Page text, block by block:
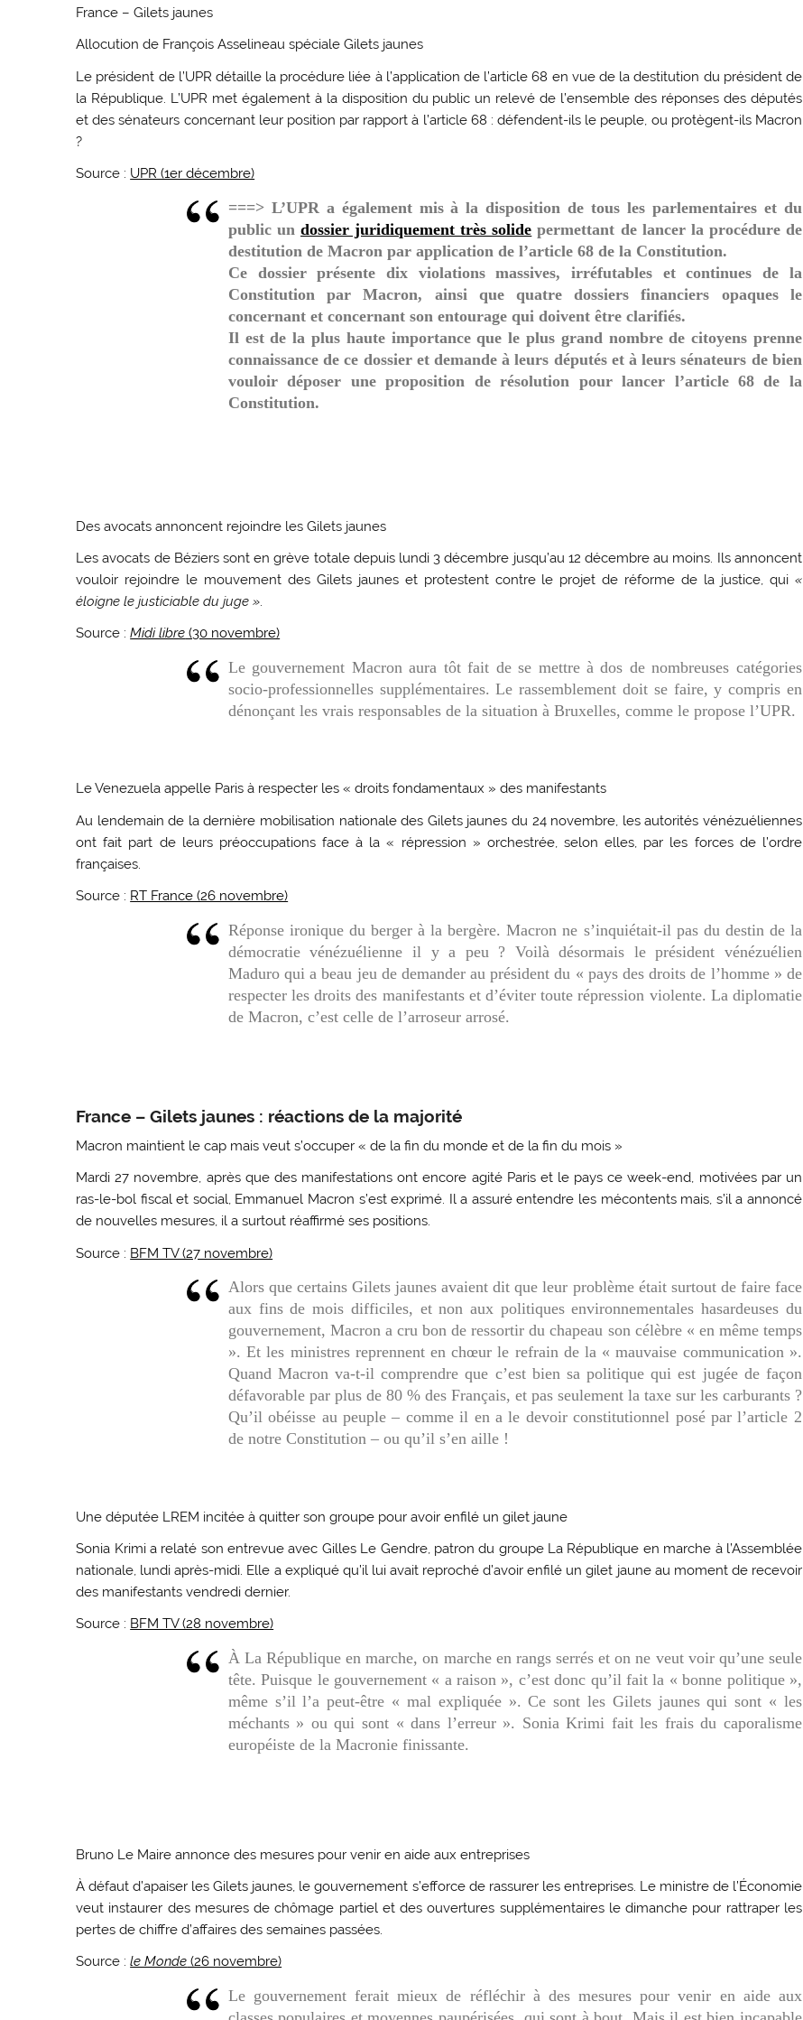
France – Gilets jaunes
Allocution de François Asselineau spéciale Gilets jaunes
Le président de l’UPR détaille la procédure liée à l’application de l’article 68 en vue de la destitution du président de
la République. L’UPR met également à la disposition du public un relevé de l’ensemble des réponses des députés
et des sénateurs concernant leur position par rapport à l’article 68 : défendent-ils le peuple, ou protègent-ils Macron
?
Source : UPR (1er décembre)
===> L’UPR a également mis à la disposition de tous les parlementaires et du
public undossier juridiquement très solide permettant de lancer la procédure de
destitution de Macron par application de l’article 68 de la Constitution.
Ce dossier présente dix violations massives, irréfutables et continues de la
Constitution par Macron, ainsi que quatre dossiers financiers opaques le
concernant et concernant son entourage qui doivent être clarifiés.
Il est de la plus haute importance que le plus grand nombre de citoyens prenne
connaissance de ce dossier et demande à leurs députés et à leurs sénateurs de bien
vouloir déposer une proposition de résolution pour lancer l’article 68 de la
Constitution.
Des avocats annoncent rejoindre les Gilets jaunes
Les avocats de Béziers sont en grève totale depuis lundi 3 décembre jusqu’au 12 décembre au moins. Ils annoncent
vouloir rejoindre le mouvement des Gilets jaunes et protestent contre le projet de réforme de la justice, qui «
éloigne le justiciable du juge ».
Source :Midi libre (30 novembre)
Le gouvernement Macron aura tôt fait de se mettre à dos de nombreuses catégories
socio-professionnelles supplémentaires. Le rassemblement doit se faire, y compris en
dénonçant les vrais responsables de la situation à Bruxelles, comme le propose l’UPR.
Le Venezuela appelle Paris à respecter les « droits fondamentaux » des manifestants
Au lendemain de la dernière mobilisation nationale des Gilets jaunes du 24 novembre, les autorités vénézuéliennes
ont fait part de leurs préoccupations face à la « répression » orchestrée, selon elles, par les forces de l’ordre
françaises.
Source : RT France (26 novembre)
Réponse ironique du berger à la bergère. Macron ne s’inquiétait-il pas du destin de la
démocratie vénézuélienne il y a peu ? Voilà désormais le président vénézuélien
Maduro qui a beau jeu de demander au président du « pays des droits de l’homme » de
respecter les droits des manifestants et d’éviter toute répression violente. La diplomatie
de Macron, c’est celle de l’arroseur arrosé.
France – Gilets jaunes : réactions de la majorité
Macron maintient le cap mais veut s’occuper « de la fin du monde et de la fin du mois »
Mardi 27 novembre, après que des manifestations ont encore agité Paris et le pays ce week-end, motivées par un
ras-le-bol fiscal et social, Emmanuel Macron s’est exprimé. Il a assuré entendre les mécontents mais, s’il a annoncé
de nouvelles mesures, il a surtout réaffirmé ses positions.
Source : BFM TV (27 novembre)
Alors que certains Gilets jaunes avaient dit que leur problème était surtout de faire face
aux fins de mois difficiles, et non aux politiques environnementales hasardeuses du
gouvernement, Macron a cru bon de ressortir du chapeau son célèbre « en même temps
». Et les ministres reprennent en chœur le refrain de la « mauvaise communication ».
Quand Macron va-t-il comprendre que c’est bien sa politique qui est jugée de façon
défavorable par plus de 80 % des Français, et pas seulement la taxe sur les carburants ?
Qu’il obéisse au peuple – comme il en a le devoir constitutionnel posé par l’article 2
de notre Constitution – ou qu’il s’en aille !
Une députée LREM incitée à quitter son groupe pour avoir enfilé un gilet jaune
Sonia Krimi a relaté son entrevue avec Gilles Le Gendre, patron du groupe La République en marche à l’Assemblée
nationale, lundi après-midi. Elle a expliqué qu’il lui avait reproché d’avoir enfilé un gilet jaune au moment de recevoir
des manifestants vendredi dernier.
Source : BFM TV (28 novembre)
À La République en marche, on marche en rangs serrés et on ne veut voir qu’une seule
tête. Puisque le gouvernement « a raison », c’est donc qu’il fait la « bonne politique »,
même s’il l’a peut-être « mal expliquée ». Ce sont les Gilets jaunes qui sont « les
méchants » ou qui sont « dans l’erreur ». Sonia Krimi fait les frais du caporalisme
européiste de la Macronie finissante.
Bruno Le Maire annonce des mesures pour venir en aide aux entreprises
À défaut d’apaiser les Gilets jaunes, le gouvernement s’efforce de rassurer les entreprises. Le ministre de l’Économie
veut instaurer des mesures de chômage partiel et des ouvertures supplémentaires le dimanche pour rattraper les
pertes de chiffre d’affaires des semaines passées.
Source :le Monde (26 novembre)
Le gouvernement ferait mieux de réfléchir à des mesures pour venir en aide aux